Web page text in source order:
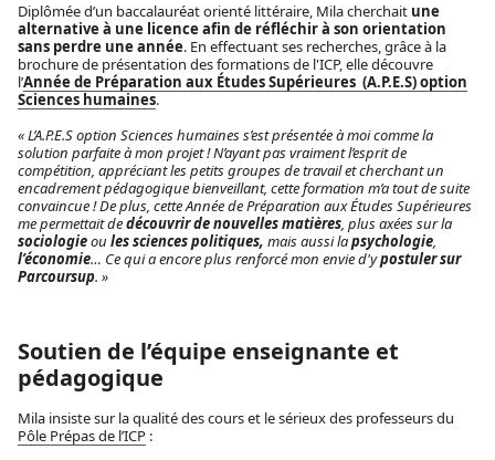
Diplômée d’un baccalauréat orienté littéraire, Mila cherchait une
alternative à une licence afin de réfléchir à son orientation
sans perdre une année. En effectuant ses recherches, grâce à la
brochure de présentation des formations de l'ICP, elle découvre
l’Année de Préparation aux Études Supérieures (A.P.E.S) option
Sciences humaines.
« L’A.P.E.S option Sciences humaines s’est présentée à moi comme la
solution parfaite à mon projet ! N’ayant pas vraiment l’esprit de
compétition, appréciant les petits groupes de travail et cherchant un
encadrement pédagogique bienveillant, cette formation m’a tout de suite
convaincue ! De plus, cette Année de Préparation aux Études Supérieures
me permettait dedécouvrir de nouvelles matières, plus axées sur la
sociologieou les sciences politiques, mais aussi lapsychologie,
l’économie… Ce qui a encore plus renforcé mon envie d'ypostuler sur
Parcoursup. »
Soutien de l’équipe enseignante et
pédagogique
Mila insiste sur la qualité des cours et le sérieux des professeurs du
Pôle Prépas de l’ICP :